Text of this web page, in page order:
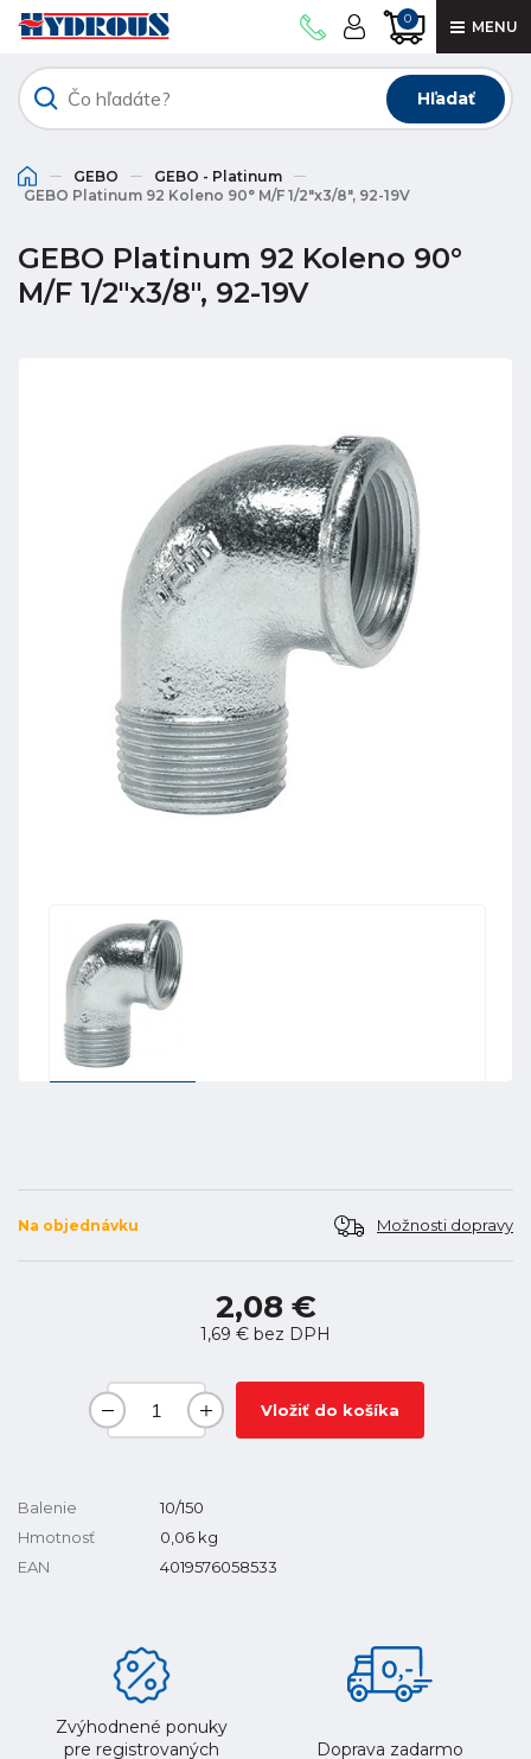
0 MENU
Hľadať
GEBO
GEBO - Platinum
GEBO Platinum 92 Koleno 90° M/F 1/2"x3/8", 92-19V
GEBO Platinum 92 Koleno 90°
M/F 1/2"x3/8", 92-19V
Na objednávku Možnosti dopravy
2,08 €
1,69 € bez DPH
Vložiť do košíka
Balenie
10/150
Hmotnosť
0,06 kg
EAN
4019576058533
Zvýhodnené ponuky
pre registrovaných
Doprava zadarmo